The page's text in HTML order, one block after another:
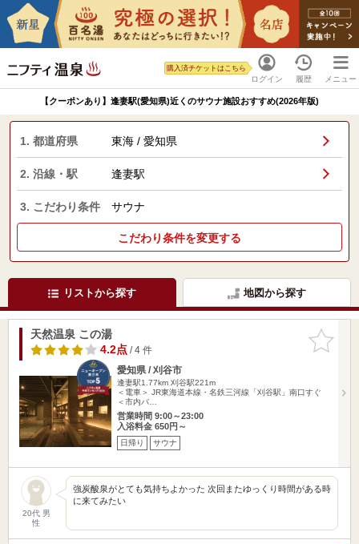
ログイン
購入済チケットはこちら
履歴 メニュー
【クーポンあり】逢妻駅(愛知県)近くのサウナ施設おすすめ(2026年版)
1. 都道府県 東海 / 愛知県
2. 沿線・駅 逢妻駅
3. こだわり条件 サウナ
こだわり条件を変更する
リストから探す 地図から探す
お気に入
りに追加
天然温泉 この湯
4.2点/ 4 件
愛知県 / 刈谷市
逢妻駅1.77km 刈谷駅221m
＜電車＞ JR東海道本線・名鉄三河線「刈谷駅」南口すぐ
＜市内バ…
営業時間 9:00～23:00
入浴料金 650円～
日帰り サウナ
20代 男
性
強炭酸泉がとても気持ちよかった 次回またゆっくり時間がある時
に来てみたい